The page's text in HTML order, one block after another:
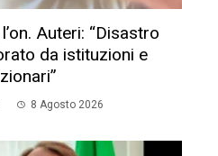
Auteri: “Disastro
da istituzioni e
8 Agosto 2026